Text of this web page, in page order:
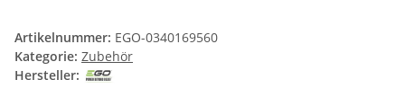
Artikelnummer: EGO-0340169560
Kategorie: Zubehör
Hersteller: